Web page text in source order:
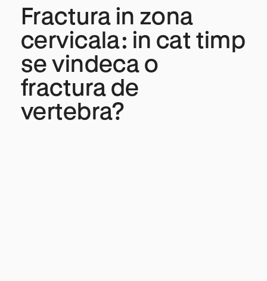
Fractura in zona
cervicala: in cat timp
se vindeca o
fractura de
vertebra?